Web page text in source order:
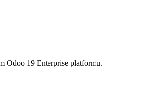
Odoo 19 Enterprise platformu.